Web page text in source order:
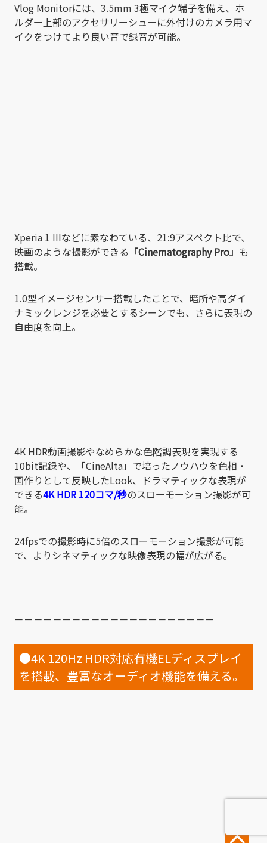
Vlog Monitorには、3.5mm 3極マイク端子を備え、ホ
ルダー上部のアクセサリーシューに外付けのカメラ用マ
イクをつけてより良い音で録音が可能。
Xperia 1 IIIなどに素なわている、21:9アスペクト比で、
映画のような撮影ができる 「Cinematography Pro」 も
搭載。
1.0型イメージセンサー搭載したことで、暗所や高ダイ
ナミックレンジを必要とするシーンでも、さらに表現の
自由度を向上。
4K HDR動画撮影やなめらかな色階調表現を実現する
10bit記録や、「CineAlta」で培ったノウハウを色相・
画作りとして反映したLook、ドラマティックな表現が
できる4K HDR 120コマ/秒のスローモーション撮影が可
能。
24fpsでの撮影時に5倍のスローモーション撮影が可能
で、よりシネマティックな映像表現の幅が広がる。
－－－－－－－－－－－－－－－－－－－－－
●4K 120Hz HDR対応有機ELディスプレイ
を搭載、豊富なオーディオ機能を備える。